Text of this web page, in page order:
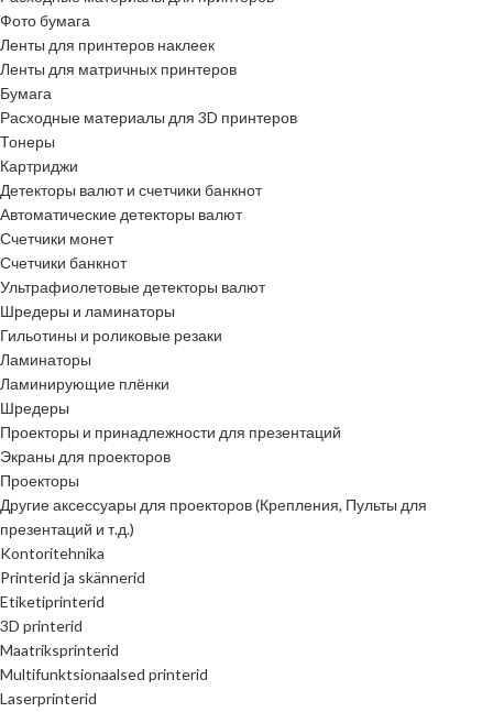
Фото бумага
Ленты для принтеров наклеек
Ленты для матричных принтеров
Бумага
Расходные материалы для 3D принтеров
Тонеры
Картриджи
Детекторы валют и счетчики банкнот
Автоматические детекторы валют
Счетчики монет
Счетчики банкнот
Ультрафиолетовые детекторы валют
Шредеры и ламинаторы
Гильотины и роликовые резаки
Ламинаторы
Ламинирующие плёнки
Шредеры
Проекторы и принадлежности для презентаций
Экраны для проекторов
Проекторы
Другие аксессуары для проекторов (Крепления, Пульты для
презентаций и т.д.)
Kontoritehnika
Printerid ja skännerid
Etiketiprinterid
3D printerid
Maatriksprinterid
Multifunktsionaalsed printerid
Laserprinterid